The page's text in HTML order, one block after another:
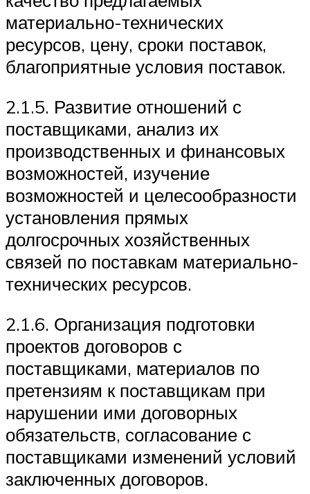
материально-технических
ресурсов, цену, сроки поставок,
благоприятные условия поставок.
2.1.5. Развитие отношений с
поставщиками, анализ их
производственных и финансовых
возможностей, изучение
возможностей и целесообразности
установления прямых
долгосрочных хозяйственных
связей по поставкам материально-
технических ресурсов.
2.1.6. Организация подготовки
проектов договоров с
поставщиками, материалов по
претензиям к поставщикам при
нарушении ими договорных
обязательств, согласование с
поставщиками изменений условий
заключенных договоров.